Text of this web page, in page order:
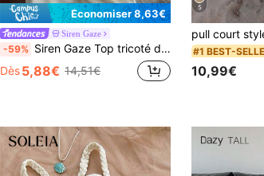
Économiser 8,63€
Siren Gaze
-59% Siren Gaze Top tricoté décontracté à col rond et manches courtes avec couleurs contrastées pour femmes
Dès5,88€ 14,51€
5
#1 BEST-
10,99€